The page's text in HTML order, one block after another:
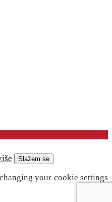
Slažem se
your cookie settings